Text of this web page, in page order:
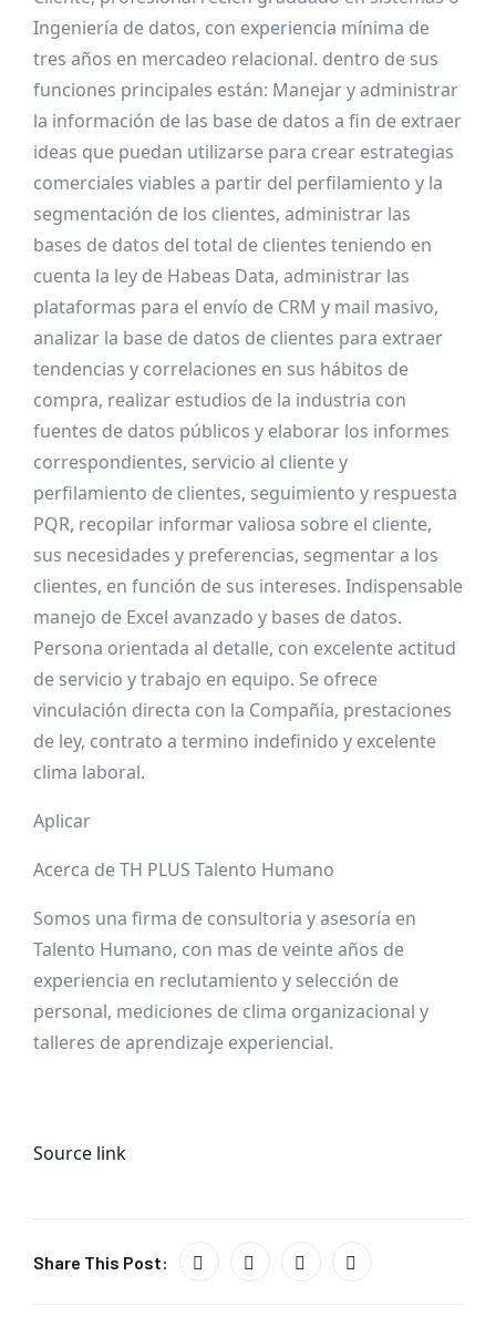
Ingeniería de datos, con experiencia mínima de
tres años en mercadeo relacional. dentro de sus
funciones principales están: Manejar y administrar
la información de las base de datos a fin de extraer
ideas que puedan utilizarse para crear estrategias
comerciales viables a partir del perfilamiento y la
segmentación de los clientes, administrar las
bases de datos del total de clientes teniendo en
cuenta la ley de Habeas Data, administrar las
plataformas para el envío de CRM y mail masivo,
analizar la base de datos de clientes para extraer
tendencias y correlaciones en sus hábitos de
compra, realizar estudios de la industria con
fuentes de datos públicos y elaborar los informes
correspondientes, servicio al cliente y
perfilamiento de clientes, seguimiento y respuesta
PQR, recopilar informar valiosa sobre el cliente,
sus necesidades y preferencias, segmentar a los
clientes, en función de sus intereses. Indispensable
manejo de Excel avanzado y bases de datos.
Persona orientada al detalle, con excelente actitud
de servicio y trabajo en equipo. Se ofrece
vinculación directa con la Compañía, prestaciones
de ley, contrato a termino indefinido y excelente
clima laboral.
Aplicar
Acerca de TH PLUS Talento Humano
Somos una firma de consultoria y asesoría en
Talento Humano, con mas de veinte años de
experiencia en reclutamiento y selección de
personal, mediciones de clima organizacional y
talleres de aprendizaje experiencial.
Source link
Share This Post: